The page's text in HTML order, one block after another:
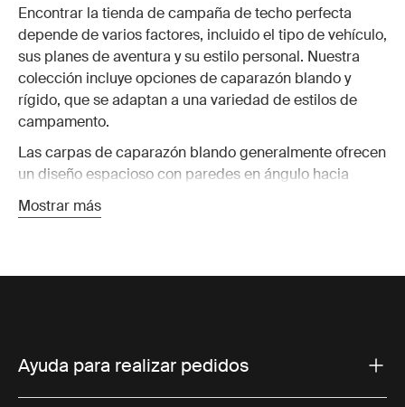
Encontrar la tienda de campaña de techo perfecta
depende de varios factores, incluido el tipo de vehículo,
sus planes de aventura y su estilo personal. Nuestra
colección incluye opciones de caparazón blando y
rígido, que se adaptan a una variedad de estilos de
campamento.
Las carpas de caparazón blando generalmente ofrecen
un diseño espacioso con paredes en ángulo hacia
afuera, lo que permite más espacio interior. Muchos
modelos son compatibles con toldos extendidos, que
otro lado, nuestras carpas de techo rígido están
funcionalidad versátil.
Mostrar más
Ayuda para realizar pedidos